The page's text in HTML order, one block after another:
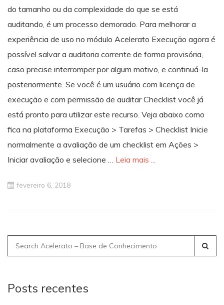
do tamanho ou da complexidade do que se está
auditando, é um processo demorado. Para melhorar a
experiência de uso no módulo Acelerato Execução agora é
possível salvar a auditoria corrente de forma provisória,
caso precise interromper por algum motivo, e continuá-la
posteriormente. Se você é um usuário com licença de
execução e com permissão de auditar Checklist você já
está pronto para utilizar este recurso. Veja abaixo como
fica na plataforma Execução > Tarefas > Checklist Inicie
normalmente a avaliação de um checklist em Ações >
Iniciar avaliação e selecione … Leia mais ...
fevereiro 6, 2018
Search
for:
Posts recentes